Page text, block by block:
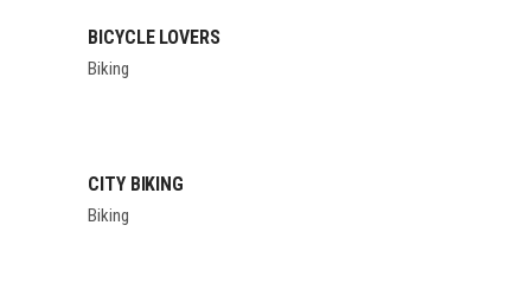
BICYCLE LOVERS
Biking
CITY BIKING
Biking